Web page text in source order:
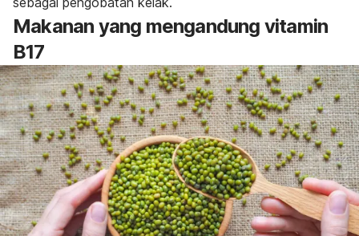
Makanan yang mengandung vitamin
B17